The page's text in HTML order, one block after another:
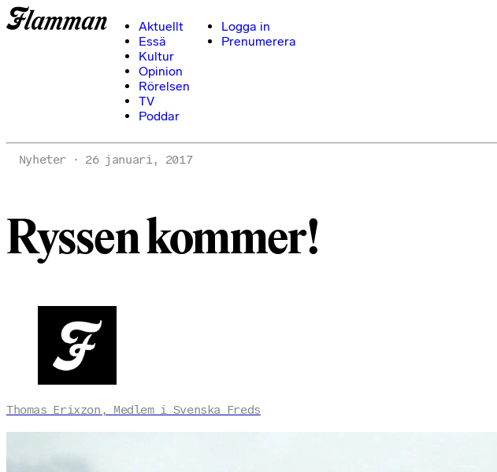
Aktuellt
Essä
Kultur
Opinion
Rörelsen
TV
Poddar
Logga in
Prenumerera
Nyheter 26 januari, 2017
Ryssen kommer!
Thomas Erixzon, Medlem i Svenska Freds